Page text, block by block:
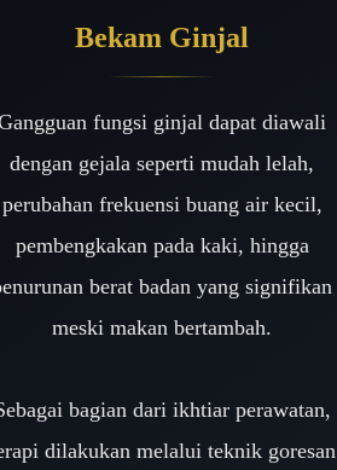
Bekam Ginjal
fungsi ginjal dapat diawali
dengan gejala seperti mudah lelah,
perubahan frekuensi buang air kecil,
pembengkakan pada kaki, hingga
berat badan yang signifikan
meski makan bertambah.
bagian dari ikhtiar perawatan,
dilakukan melalui teknik goresan